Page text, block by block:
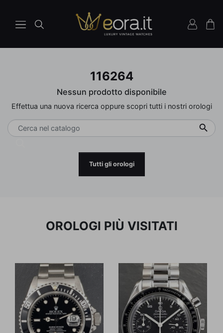
116264
Nessun prodotto disponibile
Effettua una nuova ricerca oppure scopri tutti i nostri orologi

Tutti gli orologi
OROLOGI PIÙ VISITATI